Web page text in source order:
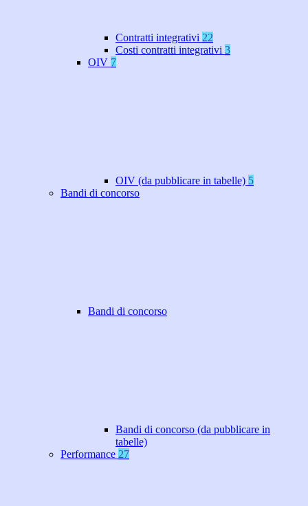
Contratti integrativi 22
Costi contratti integrativi 3
OIV 7
OIV (da pubblicare in tabelle) 5
Bandi di concorso
Bandi di concorso
Bandi di concorso (da pubblicare in
tabelle)
Performance 27